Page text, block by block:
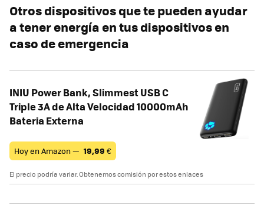
Otros dispositivos que te pueden ayudar
a tener energía en tus dispositivos en
caso de emergencia
INIU Power Bank, Slimmest USB C
Triple 3A de Alta Velocidad 10000mAh
Bateria Externa
Hoy en Amazon — 19,99 €
El precio podría variar. Obtenemos comisión por estos enlaces